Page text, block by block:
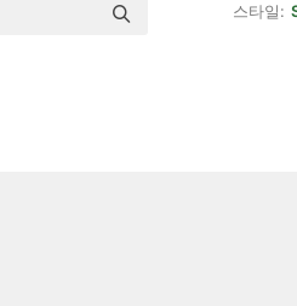
스타일: